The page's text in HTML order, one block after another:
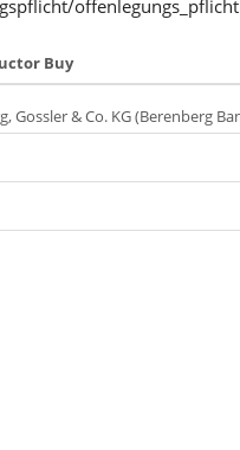
Buy
Gossler & Co. KG (Berenberg